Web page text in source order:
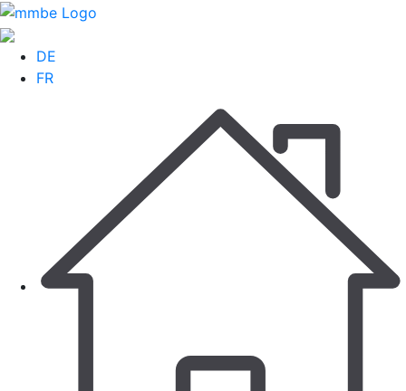
DE
FR